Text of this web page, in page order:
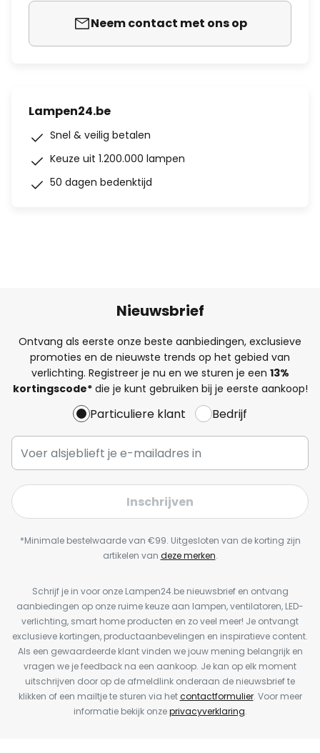
Neem contact met ons op
Lampen24.be
Snel & veilig betalen
Keuze uit 1.200.000 lampen
50 dagen bedenktijd
Nieuwsbrief
Ontvang als eerste onze beste aanbiedingen, exclusieve
promoties en de nieuwste trends op het gebied van
verlichting. Registreer je nu en we sturen je een 13%
kortingscode*die je kunt gebruiken bij je eerste aankoop!
Particuliere klant Bedrijf
Inschrijven
*Minimale bestelwaarde van €99. Uitgesloten van de korting zijn
artikelen van deze merken.
Schrijf je in voor onze Lampen24.be nieuwsbrief en ontvang
aanbiedingen op onze ruime keuze aan lampen, ventilatoren, LED-
verlichting, smart home producten en zo veel meer! Je ontvangt
exclusieve kortingen, productaanbevelingen en inspiratieve content.
Als een gewaardeerde klant vinden we jouw mening belangrijk en
vragen we je feedback na een aankoop. Je kan op elk moment
uitschrijven door op de afmeldlink onderaan de nieuwsbrief te
klikken of een mailtje te sturen via hetcontactformulier. Voor meer
informatie bekijk onzeprivacyverklaring.